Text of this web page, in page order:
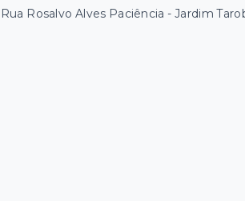
Rua Rosalvo Alves Paciência - Jardim